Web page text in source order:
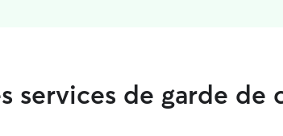
de garde de